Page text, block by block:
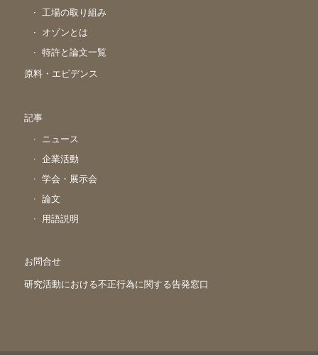
工場の取り組み
オゾンとは
特許と論文一覧
原料・エビデンス
記事
ニュース
企業活動
学会・展示会
論文
用語説明
お問合せ
研究活動における不正行為に関する告発窓口